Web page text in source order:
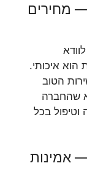
מחירים
איכותי.
הטוב
שהחברה
בכל
אמינות